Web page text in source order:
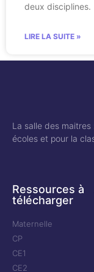
deux
LIRE LA SUITE »
La salle des
écoles et pour la
Ressources à
télécharger
Maternelle
CP
CE1
CE2